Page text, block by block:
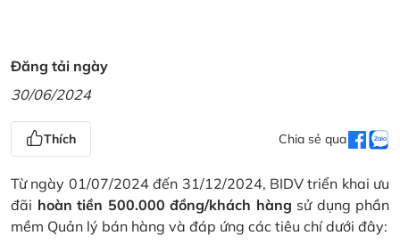
Đăng tải ngày
30/06/2024
Thích Chia sẻ qua
Từ ngày 01/07/2024 đến 31/12/2024, BIDV triển khai ưu
đãi hoàn tiền 500.000 đồng/khách hàng sử dụng phần
mềm Quản lý bán hàng và đáp ứng các tiêu chí dưới đây: